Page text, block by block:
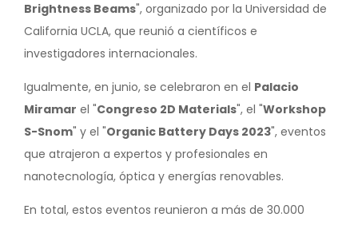
Brightness Beams", organizado por la Universidad de
California UCLA, que reunió a científicos e
investigadores internacionales.
Igualmente, en junio, se celebraron en el Palacio
Miramar el "Congreso 2D Materials", el "Workshop
S-Snom" y el "Organic Battery Days 2023", eventos
que atrajeron a expertos y profesionales en
nanotecnología, óptica y energías renovables.
En total, estos eventos reunieron a más de 30.000